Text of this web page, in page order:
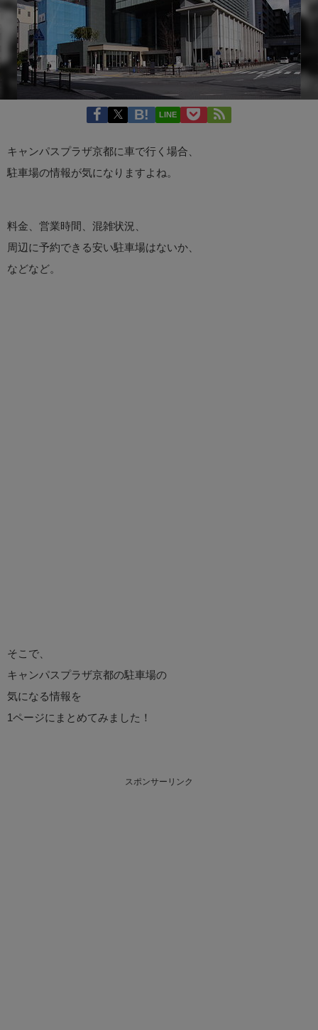
LINE
キャンパスプラザ京都に車で行く場合、
駐車場の情報が気になりますよね。
料金、営業時間、混雑状況、
周辺に予約できる安い駐車場はないか、
などなど。
そこで、
キャンパスプラザ京都の駐車場の
気になる情報を
1ページにまとめてみました！
スポンサーリンク